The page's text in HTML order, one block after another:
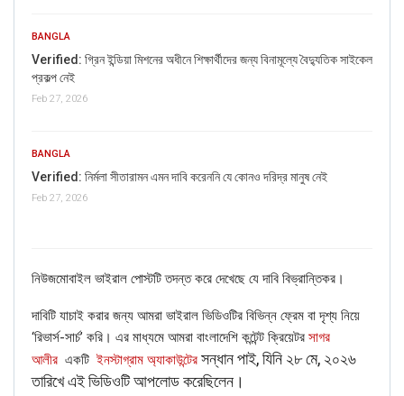
It is mentioned in the article that a Russian rocket
carrying three navigation satellites worth around $200
rocket launch is from Russia, not Iran.
BANGLA
Verified: গ্রিন ইন্ডিয়া মিশনের অধীনে শিক্ষার্থীদের জন্য বিনামূল্যে বৈদ্যুতিক সাইকেল
প্রকল্প নেই
Feb 27, 2026
BANGLA
Verified: নির্মলা সীতারামন এমন দাবি করেননি যে কোনও দরিদ্র মানুষ নেই
Feb 27, 2026
নিউজমোবাইল ভাইরাল পোস্টটি তদন্ত করে দেখেছে যে দাবি বিভ্রান্তিকর।
দাবিটি যাচাই করার জন্য আমরা ভাইরাল ভিডিওটির বিভিন্ন ফ্রেম বা দৃশ্য নিয়ে
‘রিভার্স-সার্চ’ করি। এর মাধ্যমে আমরা বাংলাদেশি কন্টেন্ট ক্রিয়েটর সাগর
আলীর একটি ইনস্টাগ্রাম অ্যাকাউন্টের সন্ধান পাই, যিনি ২৮ মে, ২০২৬
তারিখে এই ভিডিওটি আপলোড করেছিলেন।